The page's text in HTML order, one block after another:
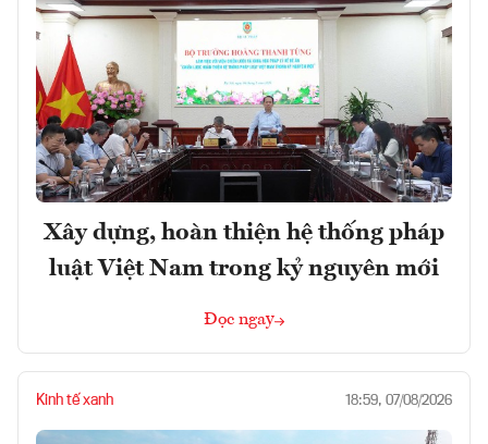
Xây dựng, hoàn thiện hệ thống pháp
luật Việt Nam trong kỷ nguyên mới
Đọc ngay
Kinh tế xanh 18:59, 07/08/2026